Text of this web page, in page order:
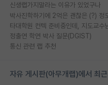
신생랩가지말라는 이유가 있었구나
정출연 학연 박사 질문(DGIST)
통신 관련 랩 추천
자유 게시판(아무개랩)에서 최